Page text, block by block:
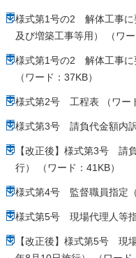
様式第1号の2 解体工事に
及び増築工事等用） （ワー
様式第1号の2 解体工事に
（ワード：37KB）
様式第2号 工程表 （ワー
様式第3号 請負代金額内訳
【改正後】様式第3号 請
行） （ワード：41KB）
様式第4号 監督職員指定
様式第5号 現場代理人等指
【改正後】様式第5号 現